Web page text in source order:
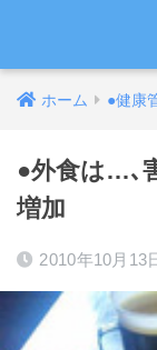
ホーム ●健康
●外食は…､
増加
2010年10月13